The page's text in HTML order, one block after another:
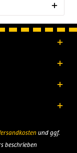
und ggf.
beschrieben